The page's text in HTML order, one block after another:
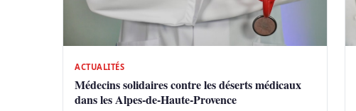
ACTUALITÉS
Médecins solidaires contre les déserts médicaux
dans les Alpes-de-Haute-Provence